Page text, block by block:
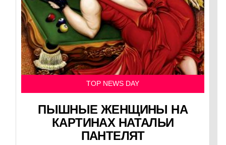
TOP NEWS DAY
ПЫШНЫЕ ЖЕНЩИНЫ НА
КАРТИНАХ НАТАЛЬИ
ПАНТЕЛЯТ